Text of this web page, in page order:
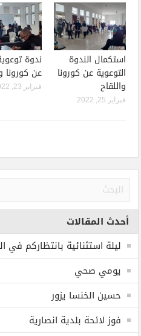
استكمال الندوة
التوعوية عن كورونا
واللقاح
فبراير 25, 2022
ندوة
عن كورونا
فبراير 23, 2022
أحدث المقالات
ليلة استثنائية بانتظاركم في
يومي صحي
حسين الخنسا يزور
فوز لائحة بلدية انصارية